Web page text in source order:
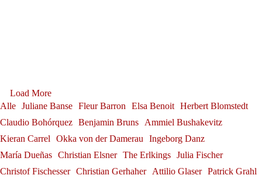
Salzburg Festival
Festival Internacional de
Santander
Franz-Josef Selig
Federal Cross of Merit on
Ribbon
Gerold Huber
Alexander Grassauer in
Bayreuth
Alexander Grassauer
Georg Zeppenfeld at the
Bayreuth Festival
Georg Zeppenfeld
Julia Fischer at
Neuschwanstein Castle
Julia Fischer
Load More
Alle Juliane Banse Fleur Barron Elsa Benoit Herbert Blomstedt
Claudio Bohórquez Benjamin Bruns
Ammiel Bushakevitz
Kieran Carrel
Okka von der Damerau
Ingeborg Danz
María Dueñas Christian Elsner The Erlkings Julia Fischer
Christof Fischesser Christian Gerhaher Attilio Glaser Patrick Grahl